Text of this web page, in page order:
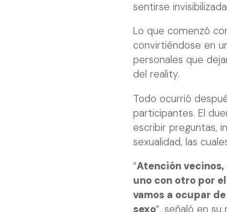
sentirse
Lo que comenzó
convirtiéndose en
personales que
del reality.
Todo ocurrió
participantes. El
escribir preguntas,
sexualidad, las
“Atención
uno con otro por
vamos a ocupar
sexo”, señaló en su